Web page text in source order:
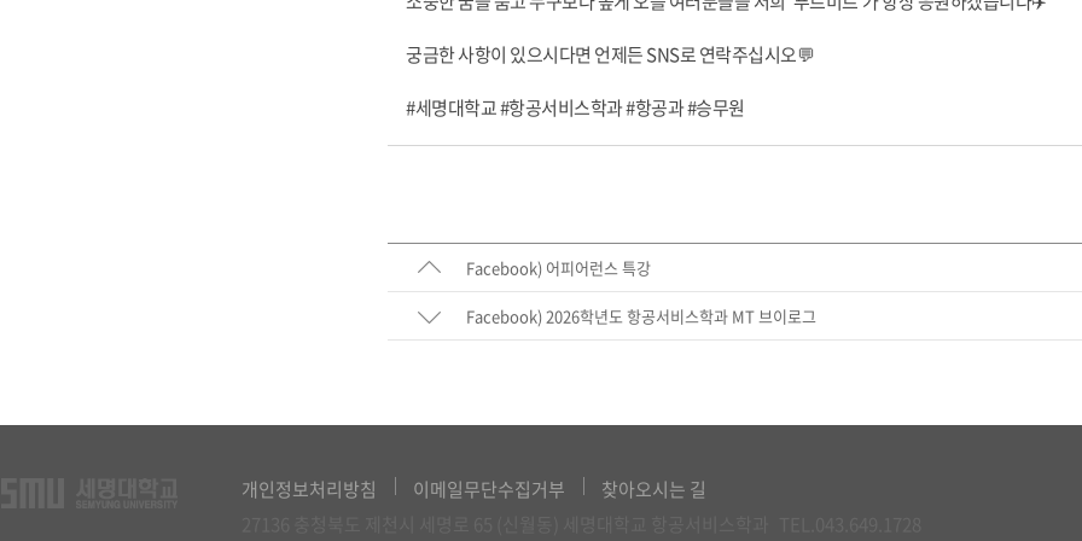
궁금한 사항이 있으시다면 언제든 SNS로 연락주십시오💬
#세명대학교 #항공서비스학과 #항공과 #승무원
Facebook) 어피어런스 특강
Facebook) 2026학년도 항공서비스학과 MT 브이로그
개인정보처리방침 이메일무단수집거부
찾아오시는 길